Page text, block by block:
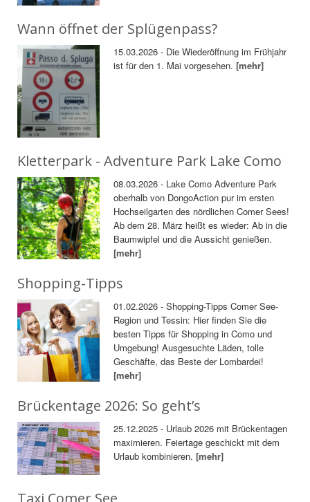
Wann öffnet der Splügenpass?
15.03.2026 - Die Wiederöffnung im Frühjahr
ist für den 1. Mai vorgesehen.[mehr]
Kletterpark - Adventure Park Lake Como
08.03.2026 - Lake Como Adventure Park
oberhalb von DongoAction pur im ersten
Hochseilgarten des nördlichen Comer Sees!
Ab dem 28. März heißt es wieder: Ab in die
Baumwipfel und die Aussicht genießen.
[mehr]
Shopping-Tipps
01.02.2026 - Shopping-Tipps Comer See-
Region und Tessin: Hier finden Sie die
besten Tipps für Shopping in Como und
Umgebung! Ausgesuchte Läden, tolle
Geschäfte, das Beste der Lombardei!
[mehr]
Brückentage 2026: So geht’s
25.12.2025 - Urlaub 2026 mit Brückentagen
maximieren. Feiertage geschickt mit dem
Urlaub kombinieren.[mehr]
Taxi Comer See